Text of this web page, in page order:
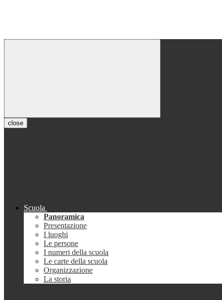
close
Scuola
Panoramica
Presentazione
I luoghi
Le persone
I numeri della scuola
Le carte della scuola
Organizzazione
La storia